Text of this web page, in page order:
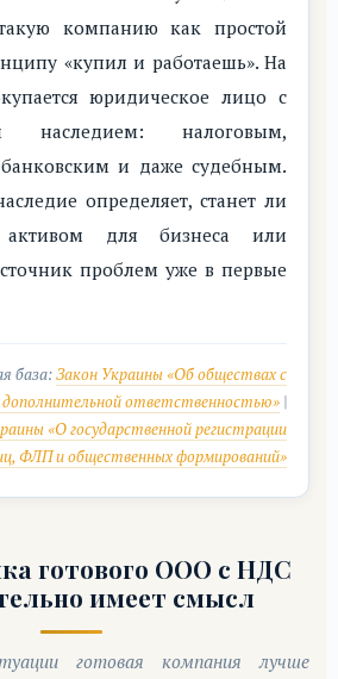
компанию как простой
«купил и работаешь». На
юридическое лицо с
наследием: налоговым,
банковским и даже судебным.
определяет, станет ли
для бизнеса или
проблем уже в первые
база:Закон Украины «Об обществах с
дополнительной ответственностью» |
«О государственной регистрации
ФЛП и общественных формирований»
готового ООО с НДС
имеет смысл
готовая компания лучше